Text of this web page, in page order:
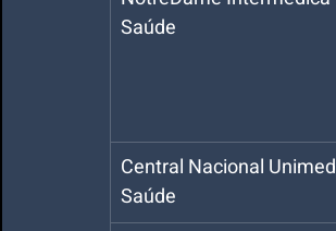
Saúde
Central Nacional Unimed
Saúde